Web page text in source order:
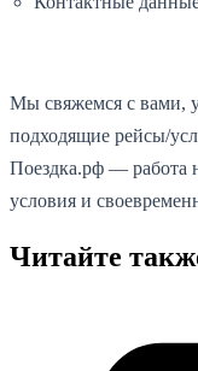
Мы свяжемся с вами,
подходящие рейсы/
Поездка.рф — работа
условия и
Читайте